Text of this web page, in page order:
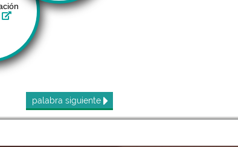
palabra siguiente